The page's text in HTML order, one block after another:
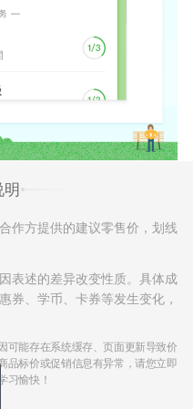
不能再次申请更换和退班。
用低的班级换至为课程费用高
的班级换至课程费用低的班
到后方可申请换班，发票寄
接受换班申请。
且无须支付额外手续费。若上
分课程费按照课程划线价折
请退班：
且未产生听课记录的，申请
费；产生听课记录的，除承
作方提供的建议零售价，划线
表述的差异改变性质。具体成
券、学币、卡券等发生变化，
可能存在系统缓存、页面更新导致价
品标价或促销信息有异常，请您立即
习愉快！